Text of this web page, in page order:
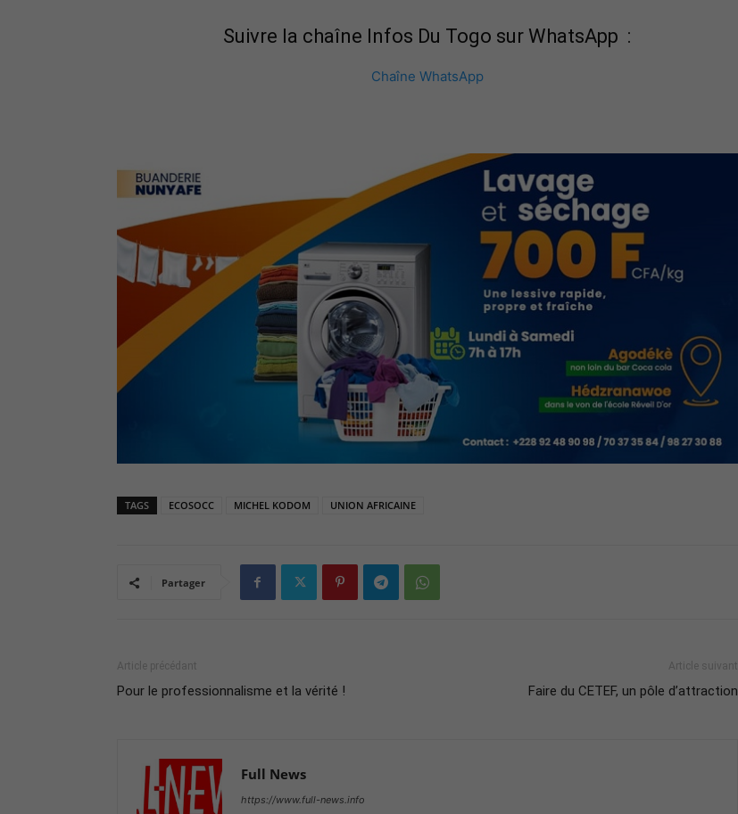
Suivre la chaîne Infos Du Togo sur WhatsApp :
Chaîne WhatsApp
TAGS ECOSOCC MICHEL KODOM UNION AFRICAINE
Partager
Article précédant
Pour le professionnalisme et la vérité !
Article suivant
Faire du CETEF, un pôle d’attraction
Full News
https://www.full-news.info